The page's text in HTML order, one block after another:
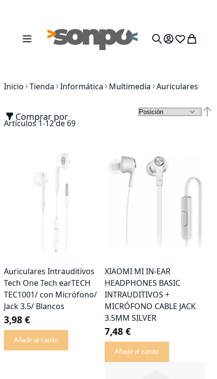
Toggle Nav Mi cesta
Inicio Tienda Informática Multimedia Auriculares
Comprar por
Artículos1-12de69
Auriculares Intrauditivos
Tech One Tech earTECH
TEC1001/ con Micrófono/
Jack 3.5/ Blancos
3,98 €
Añadir al carrito
XIAOMI MI IN-EAR
HEADPHONES BASIC
INTRAUDITIVOS +
MICRÓFONO CABLE JACK
3.5MM SILVER
7,48 €
Añadir al carrito